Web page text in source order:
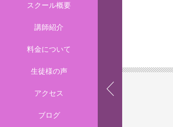
スクール概要
講師紹介
料金について
生徒様の声
アクセス
ブログ